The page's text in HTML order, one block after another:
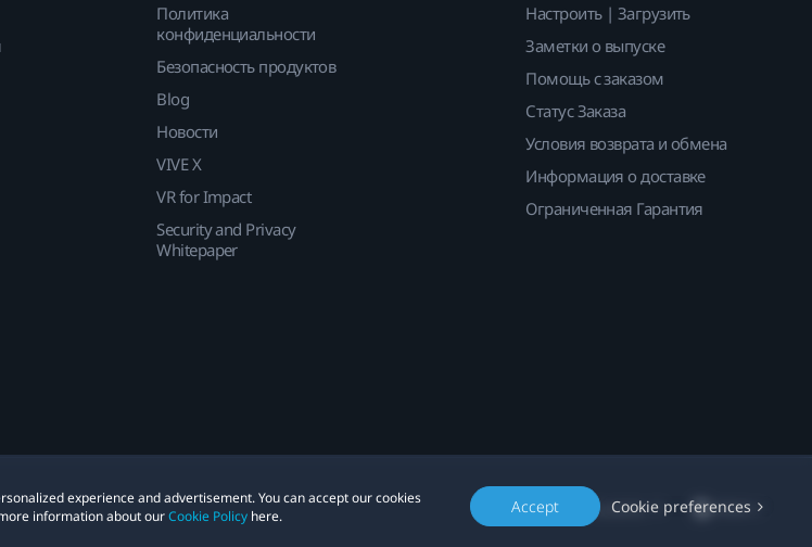
experience and advertisement. You can accept our cookies
information about ourCookie Policy here. Accept Cookie preferences
Политика
конфиденциальности
Безопасность продуктов
Blog
Новости
VIVE X
VR for Impact
Security and Privacy
Whitepaper
Настроить | Загрузить
Заметки о выпуске
Помощь с заказом
Статус Заказа
Условия возврата и обмена
Информация о доставке
Ограниченная Гарантия
Location